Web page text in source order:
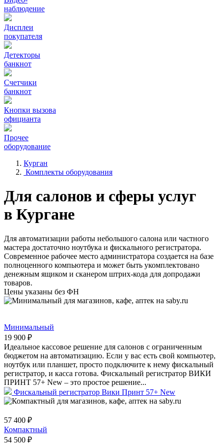
наблюдение
Дисплеи
покупателя
Детекторы
банкнот
Счетчики
банкнот
Кнопки вызова
официанта
Прочее
оборудование
Курган
Комплекты оборудования
Для салонов и сферы услуг
в Кургане
Для автоматизации работы небольшого салона или частного
мастера достаточно ноутбука и фискального регистратора.
Современное рабочее место администратора создается на базе
полноценного компьютера и может быть укомплектовано
денежным ящиком и сканером штрих-кода для допродажи
товаров.
Цены указаны без ФН
Минимальный
19 900 ₽
Идеальное кассовое решение для салонов с ограниченным
бюджетом на автоматизацию. Если у вас есть свой компьютер,
ноутбук или планшет, просто подключите к нему фискальный
регистратор, и касса готова. Фискальный регистратор ВИКИ
ПРИНТ 57+ New – это простое решение...
Фискальный регистратор Вики Принт 57+ New
57 400 ₽
Компактный
54 500 ₽